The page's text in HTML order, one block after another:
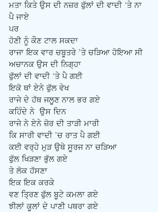
ਮਤਾ ਕਿਤੇ ਉਸ ਦੀ ਨਜ਼ਰ ਫੁੱਲਾਂ ਦੀ ਵਾਦੀ ‘ਤੇ ਨਾ
ਪੈ ਜਾਏ
ਪਰ
ਹੋਣੀ ਨੂੰ ਕੌਣ ਟਾਲ ਸਕਦਾ
ਰਾਜਾ ਇਕ ਵਾਰ ਚਬੂਤਰੇ ’ਤੇ ਚੜਿਆ ਹੋਇਆ ਸੀ
ਅਚਾਨਕ ਉਸ ਦੀ ਨਿਗ੍ਹਾ
ਫੁੱਲਾਂ ਦੀ ਵਾਦੀ ‘ਤੇ ਪੈ ਗਈ
ਇਕੋ ਥਾਂ ਏਨੇ ਫੁੱਲ ਵੇਖ
ਰਾਜੇ ਦੇ ਹੱਥ ਜਲੂਣ ਨਾਲ ਭਰ ਗਏ
ਕਹਿੰਦੇ ਨੇ  ਉਸ ਦਿਨ
ਰਾਜੇ ਨੇ ਏਨੇ ਜ਼ੋਰ ਦੀ ਤਾੜੀ ਮਾਰੀ
ਕਿ ਸਾਰੀ ਵਾਦੀ ’ਚ ਰਾਤ ਪੈ ਗਈ
ਕਈ ਵਰ੍ਹੇ ਮੁੜ ਉਥੇ ਸੂਰਜ ਨਾ ਚੜਿਆ
ਫੁੱਲ ਖਿੜਣਾ ਭੁੱਲ ਗਏ
ਤੇ ਲੋਕ ਹੱਸਣਾ
ਇਕ ਇਕ ਕਰਕੇ
ਵਣ ਤ੍ਰਿਣ ਫੁੱਲ ਬੂਟੇ ਕਮਲਾ ਗਏ
ਝੀਲਾਂ ਕੂਲਾਂ ਦੇ ਪਾਣੀ ਪਥਰਾ ਗਏ